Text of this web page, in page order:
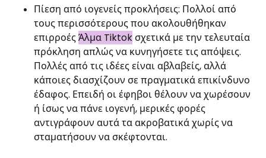
Πίεση από ιογενείς προκλήσεις: Πολλοί από
τους περισσότερους που ακολουθήθηκαν
επιρροέςΆλμα Tiktokσχετικά με την τελευταία
πρόκληση απλώς να κυνηγήσετε τις απόψεις.
Πολλές από τις ιδέες είναι αβλαβείς, αλλά
κάποιες διασχίζουν σε πραγματικά επικίνδυνο
έδαφος. Επειδή οι έφηβοι θέλουν να χωρέσουν
ή ίσως να πάνε ιογενή, μερικές φορές
αντιγράφουν αυτά τα ακροβατικά χωρίς να
σταματήσουν να σκέφτονται.